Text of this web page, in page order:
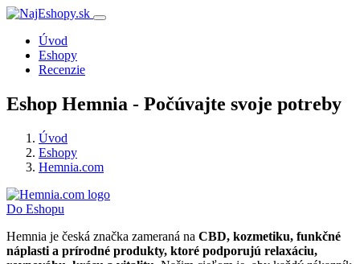
Úvod
Eshopy
Recenzie
Eshop Hemnia - Počúvajte svoje potreby
Úvod
Eshopy
Hemnia.com
Do Eshopu
Hemnia je česká značka zameraná na CBD, kozmetiku, funkčné
náplasti a prírodné produkty, ktoré podporujú relaxáciu,